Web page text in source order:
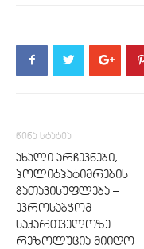
წინა სტატია
ახალი არჩევნები,
პოლიტპატიმრების
გათავისუფლება –
ევროსაბჭომ
საქართველოზე
რეზოლუცია მიიღო